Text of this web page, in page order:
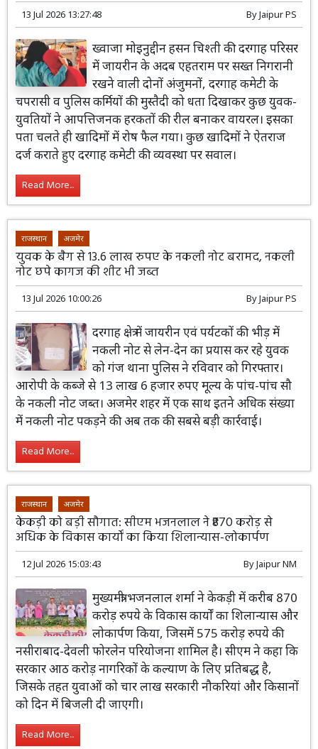
13 Jul 2026 13:27:48 ByJaipur PS
ख्वाजा मोइनुद्दीन हसन चिश्ती की दरगाह परिसर
में जायरीन के अदब एहतराम पर सख्त निगरानी
रखने वाली दोनों अंजुमनों, दरगाह कमेटी के
चपरासी व पुलिस कर्मियों की मुस्तैदी को धता दिखाकर कुछ युवक-
युवतियों ने आपत्तिजनक हरकतों की रील बनाकर वायरल। इसका
पता चलते ही खादिमों में रोष फैल गया। कुछ खादिमों ने ऐतराज
दर्ज कराते हुए दरगाह कमेटी की व्यवस्था पर सवाल।
Read More...
राजस्थान अजमेर
युवक के बैग से 13.6 लाख रुपए के नकली नोट बरामद, नकली
नोट छपे कागज की शीट भी जब्त
13 Jul 2026 10:00:26 ByJaipur PS
दरगाह क्षेत्र में जायरीन एवं पर्यटकों की भीड़ में
नकली नोट से लेन-देन का प्रयास कर रहे युवक
को गंज थाना पुलिस ने रविवार को गिरफ्तार।
आरोपी के कब्जे से 13 लाख 6 हजार रुपए मूल्य के पांच-पांच सौ
के नकली नोट जब्त। अजमेर शहर में एक साथ इतने अधिक संख्या
में नकली नोट पकड़ने की अब तक की सबसे बड़ी कार्रवाई।
Read More...
राजस्थान अजमेर
केकड़ी को बड़ी सौगात: सीएम भजनलाल ने ₹870 करोड़ से
अधिक के विकास कार्यों का किया शिलान्यास-लोकार्पण
12 Jul 2026 15:03:43 ByJaipur NM
मुख्यमंत्री भजनलाल शर्मा ने केकड़ी में करीब 870
करोड़ रुपये के विकास कार्यों का शिलान्यास और
लोकार्पण किया, जिसमें 575 करोड़ रुपये की
नसीराबाद-देवली फोरलेन परियोजना शामिल है। सीएम ने कहा कि
सरकार आठ करोड़ नागरिकों के कल्याण के लिए प्रतिबद्ध है,
जिसके तहत युवाओं को चार लाख सरकारी नौकरियां और किसानों
को दिन में बिजली दी जाएगी।
Read More...